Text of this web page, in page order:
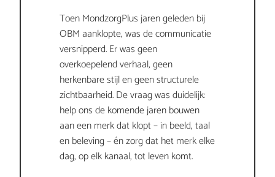
Toen MondzorgPlus jaren geleden bij
OBM aanklopte, was de communicatie
versnipperd. Er was geen
overkoepelend verhaal, geen
herkenbare stijl en geen structurele
zichtbaarheid. De vraag was duidelijk:
help ons de komende jaren bouwen
aan een merk dat klopt – in beeld, taal
en beleving – én zorg dat het merk elke
dag, op elk kanaal, tot leven komt.